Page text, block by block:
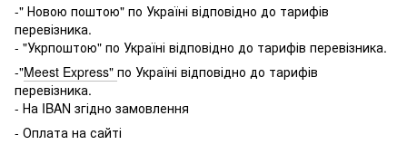
-" Новою поштою" по Україні відповідно до тарифів
перевізника.
- "Укрпоштою" по Україні відповідно до тарифів перевізника.
-"Meest Express" по Україні відповідно до тарифів
перевізника.
- На IBAN згідно замовлення
- Оплата на сайті